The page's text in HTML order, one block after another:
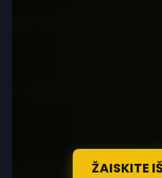
ŽAISKITE